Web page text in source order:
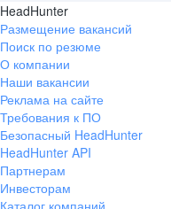
HeadHunter
Размещение вакансий
Поиск по резюме
О компании
Наши вакансии
Реклама на сайте
Требования к ПО
Безопасный HeadHunter
HeadHunter API
Партнерам
Инвесторам
Каталог компаний